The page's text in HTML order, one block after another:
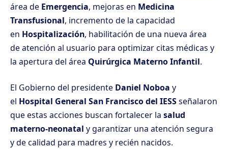
área de Emergencia, mejoras en Medicina
Transfusional, incremento de la capacidad
en Hospitalización, habilitación de una nueva área
de atención al usuario para optimizar citas médicas y
la apertura del área Quirúrgica Materno Infantil.
El Gobierno del presidente Daniel Noboa y
el Hospital General San Francisco del IESSseñalaron
que estas acciones buscan fortalecer la salud
materno-neonatal y garantizar una atención segura
y de calidad para madres y recién nacidos.